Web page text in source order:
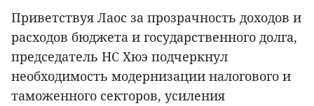
Приветствуя Лаос за прозрачность доходов и
расходов бюджета и государственного долга,
председатель НС Хюэ подчеркнул
необходимость модернизации налогового и
таможенного секторов, усиления